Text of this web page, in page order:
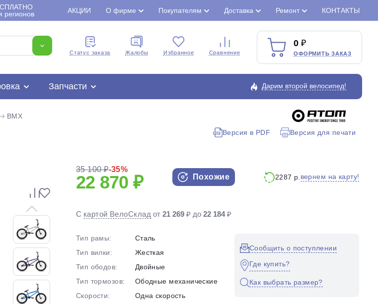
регионов
АКЦИИ О фирме Покупателям Доставка Ремонт КОНТАКТЫ
Cтатус заказа Жалобы Избранное Сравнение
0
ОФОРМИТЬ ЗАКАЗ
Запчасти Дарим второй велосипед!
BMX
Версия в PDF Версия для печати
35 100 ₽-35%
22 870 ₽ Похожие 2287 р. вернем на карту!
С картой ВелоСклад от21 269 ₽ до22 184₽
Тип рамы:
Сталь
Тип вилки:
Жесткая
Тип ободов:
Двойные
Тип тормозов:
Ободные механические
Скорости:
Одна скорость
Сообщить о поступлении
Где купить?
Как выбрать размер?
оплату
переплат